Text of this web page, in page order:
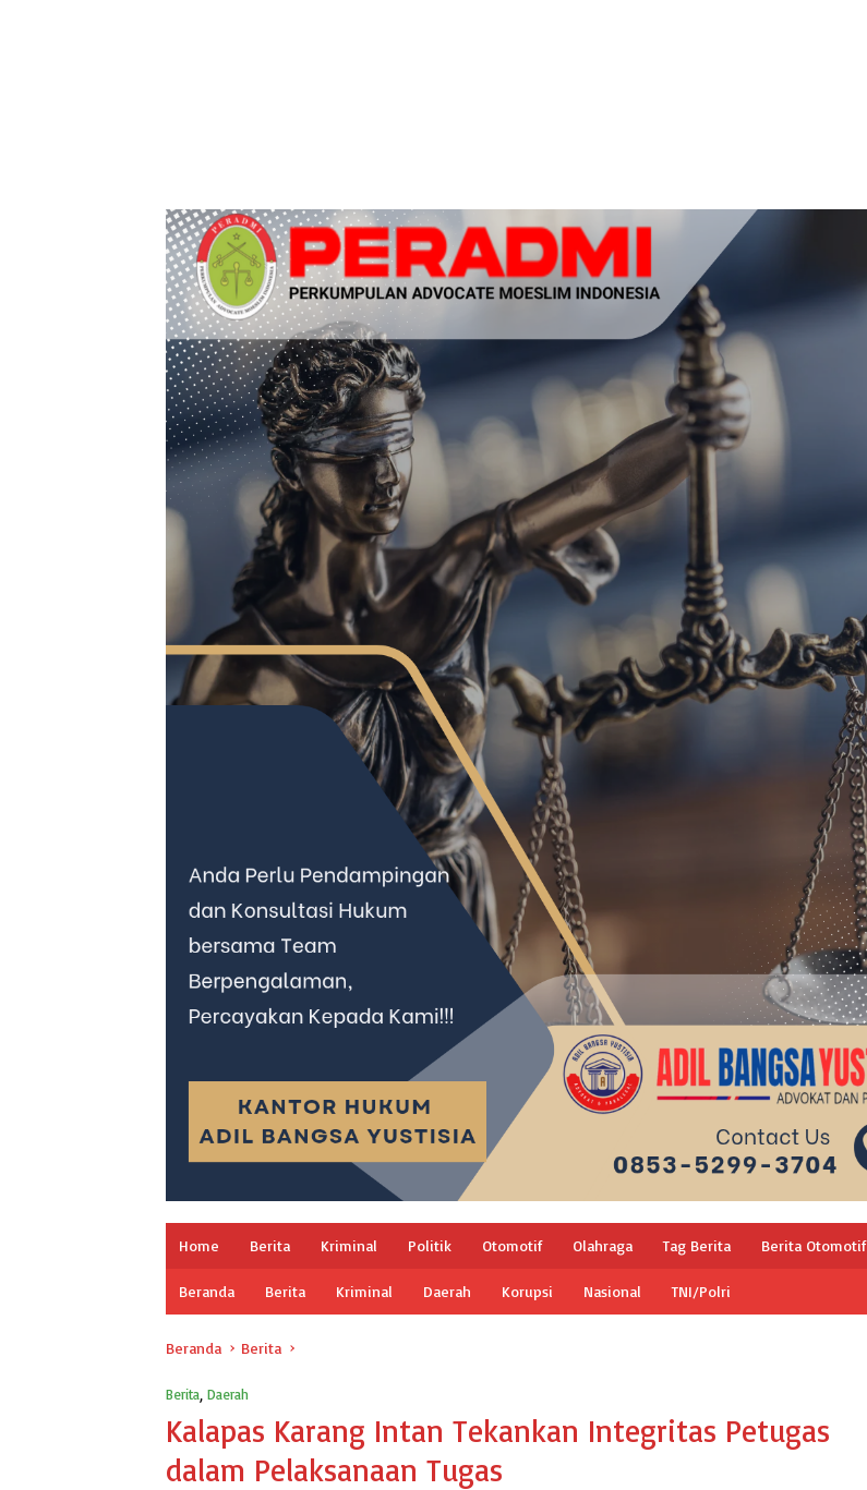
Home Berita Kriminal Politik Otomotif Olahraga Tag Berita Berita Otomotif
Beranda Berita Kriminal Daerah Korupsi Nasional TNI/Polri
Beranda Berita
Berita Daerah
Kalapas Karang Intan Tekankan Integritas Petugas
dalam Pelaksanaan Tugas